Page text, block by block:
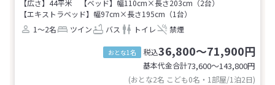
【広さ】44平米
【ベッド】幅110cm×長さ203cm（2台）
【エキストラベッド】幅97cm×長さ195cm（1台）
1～2名
ツイン バス トイレ 禁煙
おとな1名 税込36,800～71,900円
基本代金合計73,600〜143,800円
(おとな2名 こども0名・1部屋/1泊2日)